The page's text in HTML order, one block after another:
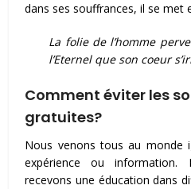
dans ses souffrances, il se met
La folie de l’homme
l’Eternel que son coeur
Comment éviter les
gratuites?
Nous venons tous au monde
expérience ou information.
recevons une éducation dans